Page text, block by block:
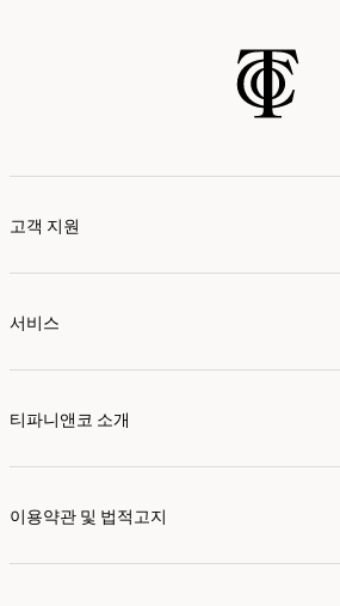
고객 지원
서비스
티파니앤코 소개
이용약관 및 법적고지